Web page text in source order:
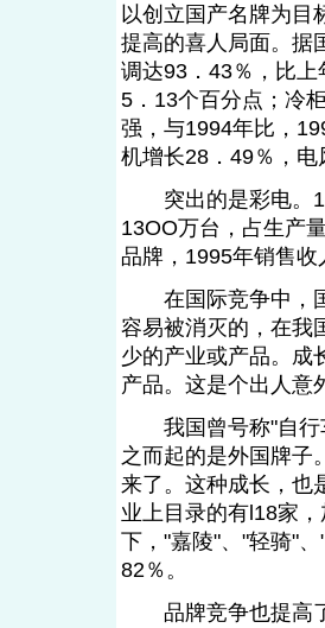
以创立国产名牌为目
提高的喜人局面。据
调达93．43％，比
5．13个百分点；冷
强，与1994年比，
机增长28．49％，
突出的是彩电。
13OO万台，占生产
品牌，1995年销售
在国际竞争中，国
容易被消灭的，在我
少的产业或产品。成
产品。这是个出人意
我国曾号称"自行
之而起的是外国牌子
来了。这种成长，也
业上目录的有l18家
下，"嘉陵"、"轻骑"
82％。
品牌竞争也提高了